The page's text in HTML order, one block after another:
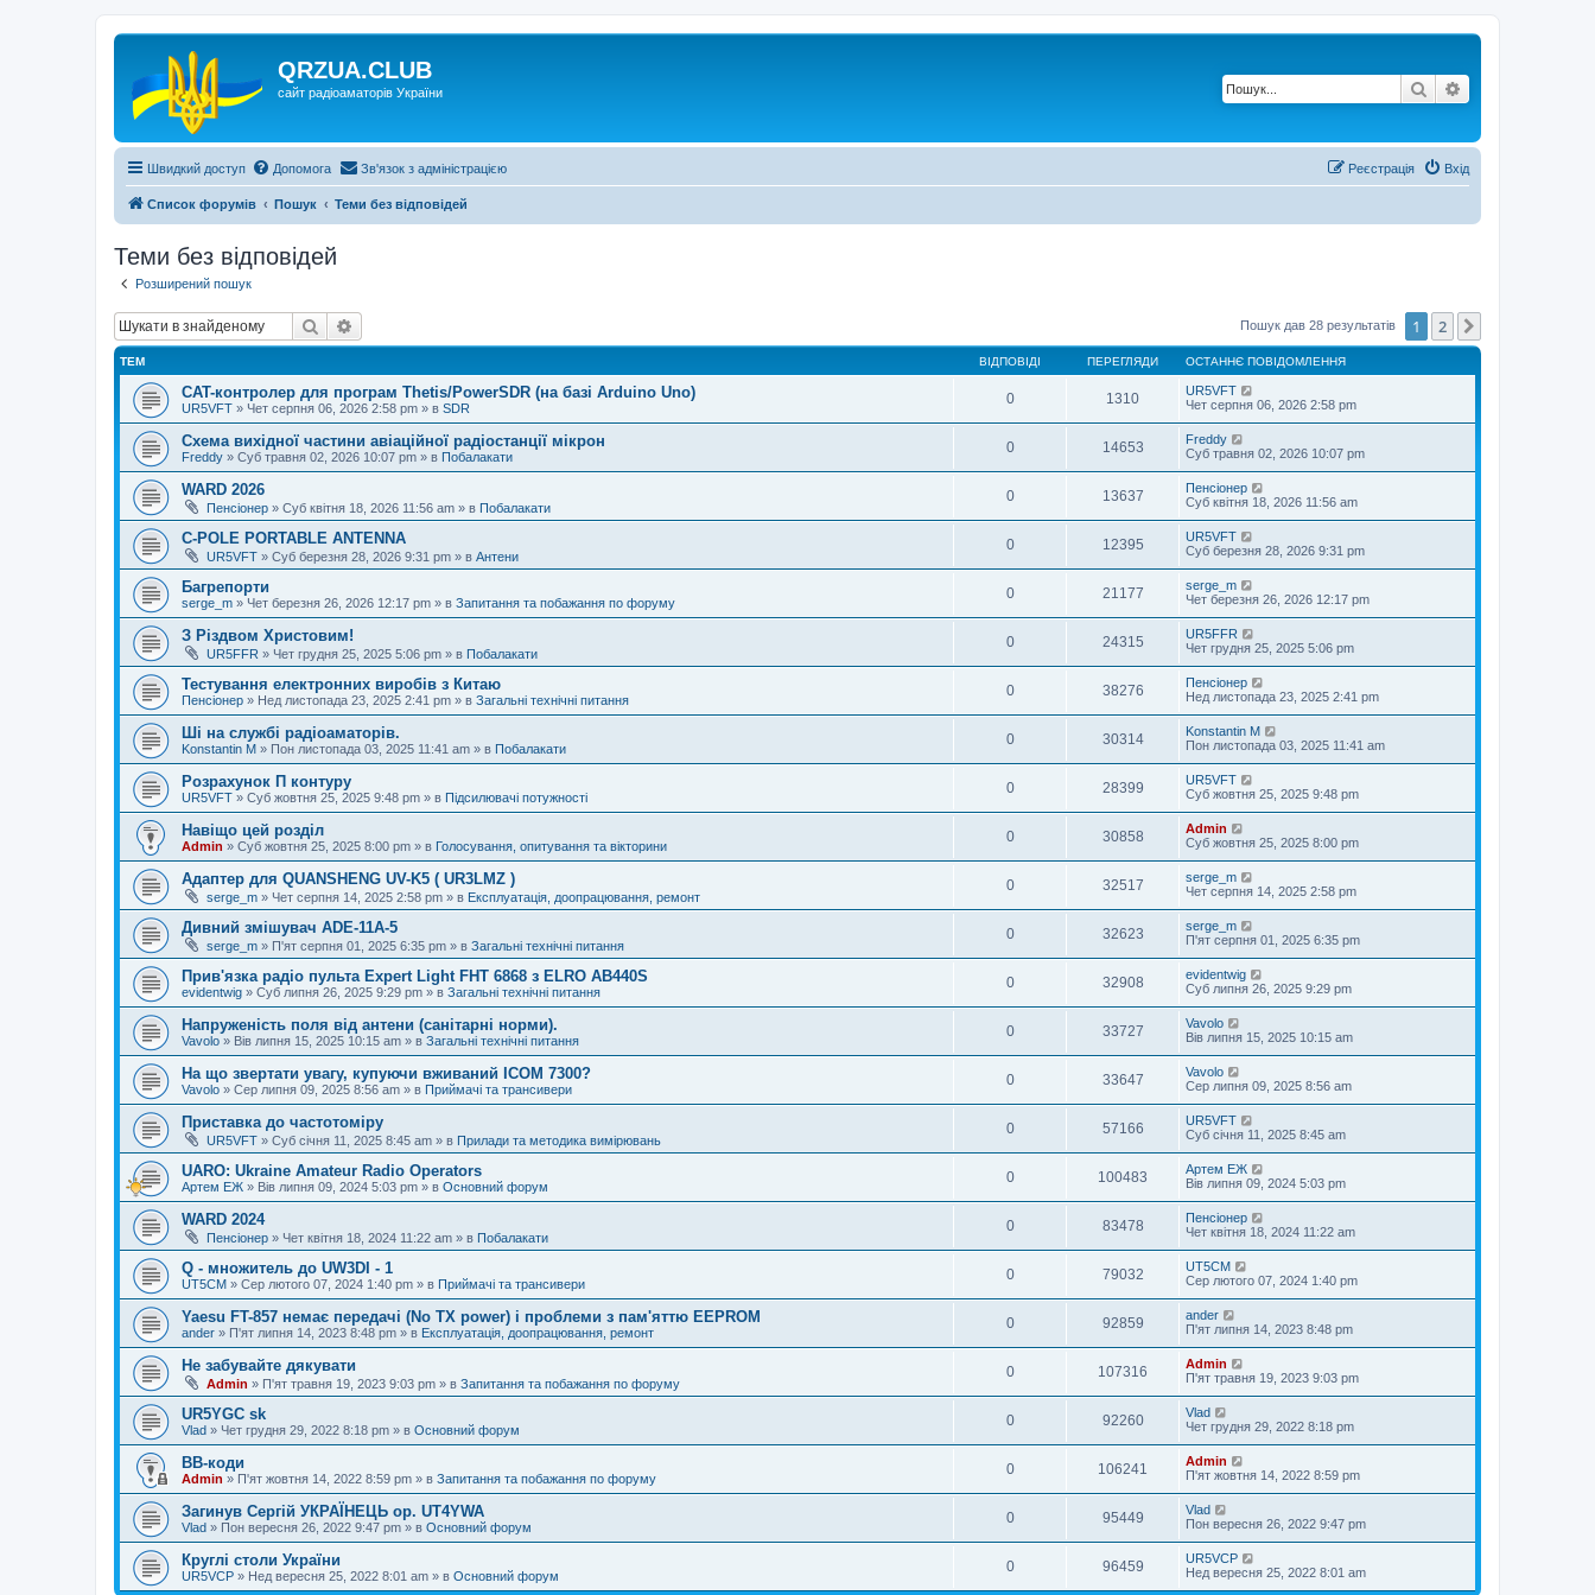
QRZUA.CLUB
сайт радіоаматорів України Пошук
Швидкий доступ Допомога Зв'язок з адміністрацією Вхід
Реєстрація
Список форумів Пошук Теми без відповідей
Теми без відповідей
Розширений пошук
Пошук Пошук дав 28 результатів 1 2
ТЕМ ВІДПОВІДІ ПЕРЕГЛЯДИ ОСТАННЄ ПОВІДОМЛЕННЯ
CAT-контролер для програм Thetis/PowerSDR (на базі Arduino Uno)
UR5VFT » Чет серпня 06, 2026 2:58 pm » в SDR
0 1310
UR5VFT
Чет серпня 06, 2026 2:58 pm
Схема вихідної частини авіаційної радіостанції мікрон
Freddy » Суб травня 02, 2026 10:07 pm » в Побалакати
0 14653
Freddy
Суб травня 02, 2026 10:07 pm
WARD 2026
Пенсіонер » Суб квітня 18, 2026 11:56 am » в Побалакати
0 13637
Пенсіонер
Суб квітня 18, 2026 11:56 am
C-POLE PORTABLE ANTENNA
UR5VFT » Суб березня 28, 2026 9:31 pm » в Антени
0 12395
UR5VFT
Суб березня 28, 2026 9:31 pm
Багрепорти
serge_m » Чет березня 26, 2026 12:17 pm » в Запитання та побажання по форуму
0 21177
serge_m
Чет березня 26, 2026 12:17 pm
З Різдвом Христовим!
UR5FFR » Чет грудня 25, 2025 5:06 pm » в Побалакати
0 24315
UR5FFR
Чет грудня 25, 2025 5:06 pm
Тестування електронних виробів з Китаю
Пенсіонер » Нед листопада 23, 2025 2:41 pm » в Загальні технічні питання
0 38276
Пенсіонер
Нед листопада 23, 2025 2:41 pm
Ші на службі радіоаматорів.
Konstantin M » Пон листопада 03, 2025 11:41 am » в Побалакати
0 30314
Konstantin M
Пон листопада 03, 2025 11:41 am
Розрахунок П контуру
UR5VFT » Суб жовтня 25, 2025 9:48 pm » в Підсилювачі потужності
0 28399
UR5VFT
Суб жовтня 25, 2025 9:48 pm
Навіщо цей розділ
Admin » Суб жовтня 25, 2025 8:00 pm » в Голосування, опитування та вікторини
0 30858
Admin
Суб жовтня 25, 2025 8:00 pm
Адаптер для QUANSHENG UV-K5 ( UR3LMZ )
serge_m » Чет серпня 14, 2025 2:58 pm » в Експлуатація, доопрацювання, ремонт
0 32517
serge_m
Чет серпня 14, 2025 2:58 pm
Дивний змішувач ADE-11A-5
serge_m » П'ят серпня 01, 2025 6:35 pm » в Загальні технічні питання
0 32623
serge_m
П'ят серпня 01, 2025 6:35 pm
Прив'язка радіо пульта Expert Light FHT 6868 з ELRO AB440S
evidentwig » Суб липня 26, 2025 9:29 pm » в Загальні технічні питання
0 32908
evidentwig
Суб липня 26, 2025 9:29 pm
Напруженість поля від антени (санітарні норми).
Vavolo » Вів липня 15, 2025 10:15 am » в Загальні технічні питання
0 33727
Vavolo
Вів липня 15, 2025 10:15 am
На що звертати увагу, купуючи вживаний ICOM 7300?
Vavolo » Сер липня 09, 2025 8:56 am » в Приймачі та трансивери
0 33647
Vavolo
Сер липня 09, 2025 8:56 am
Приставка до частотоміру
UR5VFT » Суб січня 11, 2025 8:45 am » в Прилади та методика вимірювань
0 57166
UR5VFT
Суб січня 11, 2025 8:45 am
UARO: Ukraine Аmateur Radio Operators
Артем ЕЖ » Вів липня 09, 2024 5:03 pm » в Основний форум
0 100483
Артем ЕЖ
Вів липня 09, 2024 5:03 pm
WARD 2024
Пенсіонер » Чет квітня 18, 2024 11:22 am » в Побалакати
0 83478
Пенсіонер
Чет квітня 18, 2024 11:22 am
Q - множитель до UW3DI - 1
UT5CM » Сер лютого 07, 2024 1:40 pm » в Приймачі та трансивери
0 79032
UT5CM
Сер лютого 07, 2024 1:40 pm
Yaesu FT-857 немає передачі (No TX power) і проблеми з пам'яттю EEPROM
ander » П'ят липня 14, 2023 8:48 pm » в Експлуатація, доопрацювання, ремонт
0 92859
ander
П'ят липня 14, 2023 8:48 pm
Не забувайте дякувати
Admin » П'ят травня 19, 2023 9:03 pm » в Запитання та побажання по форуму
0 107316
Admin
П'ят травня 19, 2023 9:03 pm
UR5YGC sk
Vlad » Чет грудня 29, 2022 8:18 pm » в Основний форум
0 92260
Vlad
Чет грудня 29, 2022 8:18 pm
BB-коди
Admin » П'ят жовтня 14, 2022 8:59 pm » в Запитання та побажання по форуму
0 106241
Admin
П'ят жовтня 14, 2022 8:59 pm
Загинув Сергій УКРАЇНЕЦЬ op. UT4YWA
Vlad » Пон вересня 26, 2022 9:47 pm » в Основний форум
0 95449
Vlad
Пон вересня 26, 2022 9:47 pm
Круглі столи України
UR5VCP » Нед вересня 25, 2022 8:01 am » в Основний форум
0 96459
UR5VCP
Нед вересня 25, 2022 8:01 am